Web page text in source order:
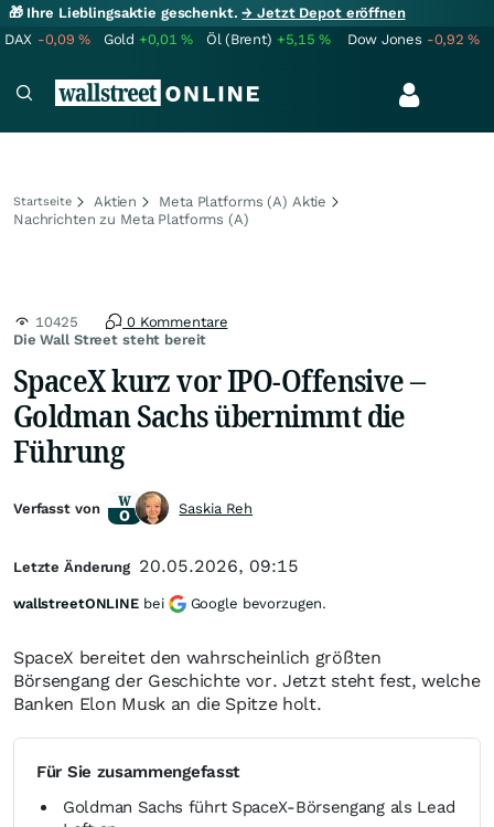
🎁 Ihre Lieblingsaktie geschenkt.→ Jetzt Depot eröffnen
DAX -0,09% Gold +0,01% Öl (Brent) +5,15% Dow Jones -0,92%
Startseite Aktien
Meta Platforms (A) Aktie
Nachrichten zu Meta Platforms (A)
Die Wall Street steht bereit
10425 0 Kommentare
SpaceX kurz vor IPO-Offensive –
Goldman Sachs übernimmt die
Führung
SpaceX bereitet den wahrscheinlich größten
Börsengang der Geschichte vor. Jetzt steht fest, welche
Banken Elon Musk an die Spitze holt.
Für Sie zusammengefasst
Goldman Sachs führt SpaceX-Börsengang als Lead
Verfasst von Saskia Reh
Letzte Änderung 20.05.2026, 09:15
wallstreetONLINE bei Google bevorzugen.